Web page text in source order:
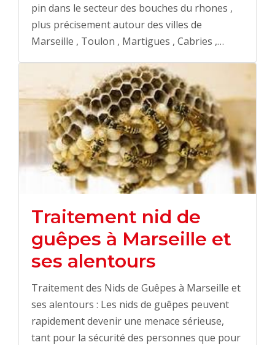
pin dans le secteur des bouches du rhones ,
plus précisement autour des villes de
Marseille , Toulon , Martigues , Cabries ,…
Traitement nid de
guêpes à Marseille et
ses alentours
Traitement des Nids de Guêpes à Marseille et
ses alentours : Les nids de guêpes peuvent
rapidement devenir une menace sérieuse,
tant pour la sécurité des personnes que pour